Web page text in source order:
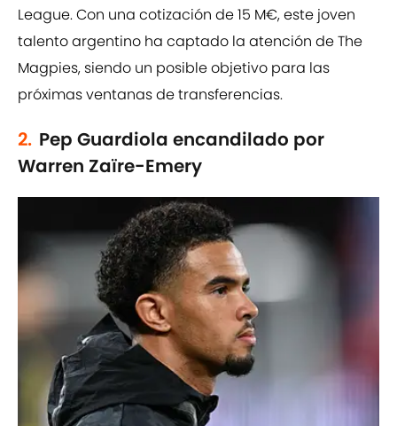
League. Con una cotización de 15 M€, este joven
talento argentino ha captado la atención de The
Magpies, siendo un posible objetivo para las
próximas ventanas de transferencias.
2. Pep Guardiola encandilado por
Warren Zaïre-Emery